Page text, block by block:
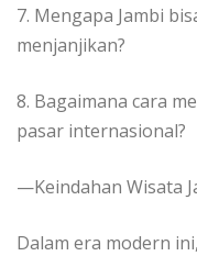
7. Mengapa Jambi
menjanjikan?
8. Bagaimana cara
pasar internasional?
—Keindahan Wisata
Dalam era modern